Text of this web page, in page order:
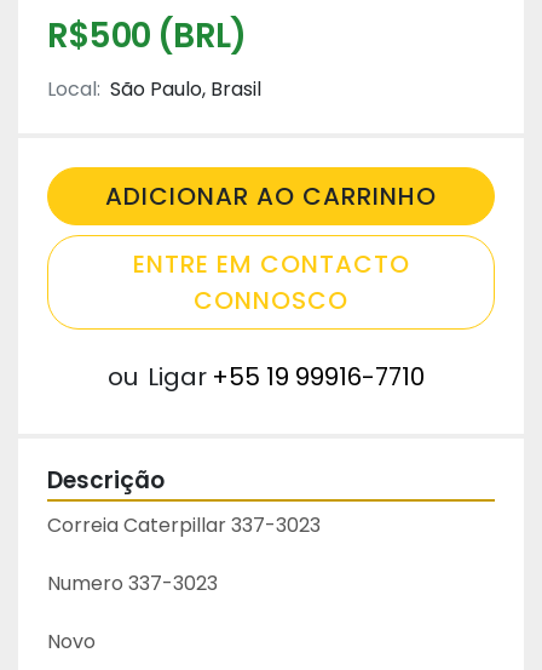
R$500 (BRL)
Local: São Paulo, Brasil
ADICIONAR AO CARRINHO
ENTRE EM CONTACTO
CONNOSCO
ou Ligar +55 19 99916-7710
Descrição
Correia Caterpillar 337-3023
Numero 337-3023
Novo